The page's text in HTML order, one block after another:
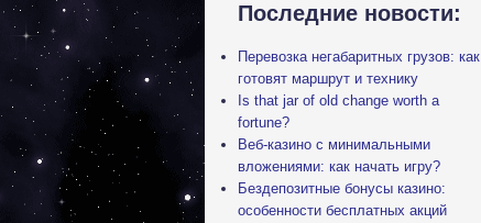
Последние новости:
Перевозка негабаритных грузов: как
готовят маршрут и технику
Is that jar of old change worth a
fortune?
Веб-казино с минимальными
вложениями: как начать игру?
Бездепозитные бонусы казино:
особенности бесплатных акций